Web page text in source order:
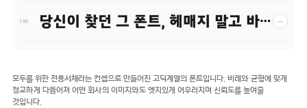
190 당신이 찾던 그 폰트, 헤매지 말고 바로 폰코! −
모두를 위한 전용서체라는 컨셉으로 만들어진 고딕계열의 폰트입니다. 비례와 균형에 맞게
정교하게 다듬어져 어떤 회사의 이미지와도 엣지있게 어우러지며 신뢰도를 높여줄
것입니다.